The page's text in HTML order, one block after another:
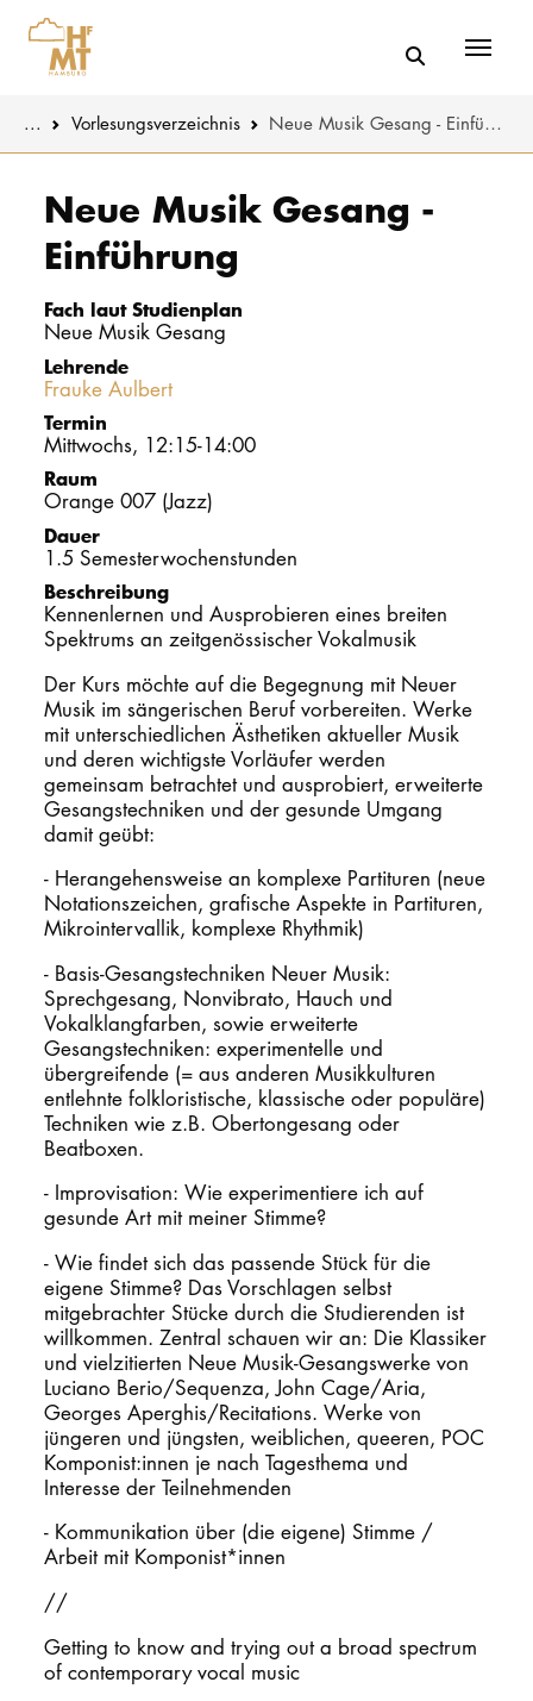
You are here:
... Vorlesungs­verzeichnis Neue Musik Gesang - Einführung
Neue Musik Gesang -
Einführung
Fach laut Studienplan
Neue Musik Gesang
Lehrende
Frauke Aulbert
Termin
Mittwochs, 12:15-14:00
Raum
Orange 007 (Jazz)
Dauer
1.5 Semesterwochenstunden
Beschreibung
Kennenlernen und Ausprobieren eines breiten
Spektrums an zeitgenössischer Vokalmusik
Der Kurs möchte auf die Begegnung mit Neuer
Musik im sängerischen Beruf vorbereiten. Werke
mit unterschiedlichen Ästhetiken aktueller Musik
und deren wichtigste Vorläufer werden
gemeinsam betrachtet und ausprobiert, erweiterte
Gesangstechniken und der gesunde Umgang
damit geübt:
- Herangehensweise an komplexe Partituren (neue
Notationszeichen, grafische Aspekte in Partituren,
Mikrointervallik, komplexe Rhythmik)
- Basis-Gesangstechniken Neuer Musik:
Sprechgesang, Nonvibrato, Hauch und
Vokalklangfarben, sowie erweiterte
Gesangstechniken: experimentelle und
übergreifende (= aus anderen Musikkulturen
entlehnte folkloristische, klassische oder populäre)
Techniken wie z.B. Obertongesang oder
Beatboxen.
- Improvisation: Wie experimentiere ich auf
gesunde Art mit meiner Stimme?
- Wie findet sich das passende Stück für die
eigene Stimme? Das Vorschlagen selbst
mitgebrachter Stücke durch die Studierenden ist
willkommen. Zentral schauen wir an: Die Klassiker
und vielzitierten Neue Musik-Gesangswerke von
Luciano Berio/Sequenza, John Cage/Aria,
Georges Aperghis/Recitations. Werke von
jüngeren und jüngsten, weiblichen, queeren, POC
Komponist:innen je nach Tagesthema und
Interesse der Teilnehmenden
- Kommunikation über (die eigene) Stimme /
Arbeit mit Komponist*innen
//
Getting to know and trying out a broad spectrum
of contemporary vocal music
myCampus